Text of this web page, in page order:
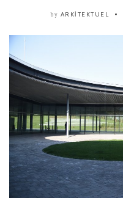
by ARKITEKTUEL